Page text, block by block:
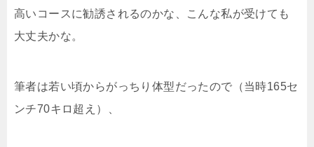
高いコースに勧誘されるのかな、こんな私が受けても
大丈夫かな。
筆者は若い頃からがっちり体型だったので（当時165セ
ンチ70キロ超え）、